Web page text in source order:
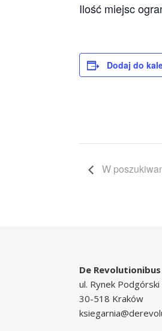
Ilość miejsc
Dodaj do
W
De
ul. Rynek Podgórski
30-518 Kraków